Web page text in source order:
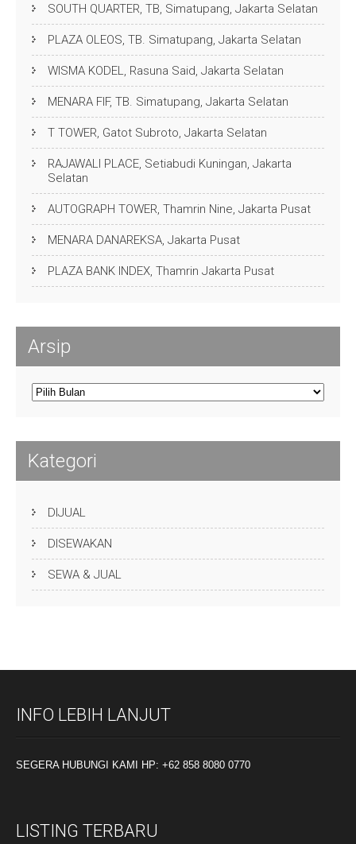
SOUTH QUARTER, TB, Simatupang, Jakarta Selatan
PLAZA OLEOS, TB. Simatupang, Jakarta Selatan
WISMA KODEL, Rasuna Said, Jakarta Selatan
MENARA FIF, TB. Simatupang, Jakarta Selatan
T TOWER, Gatot Subroto, Jakarta Selatan
RAJAWALI PLACE, Setiabudi Kuningan, Jakarta
Selatan
AUTOGRAPH TOWER, Thamrin Nine, Jakarta Pusat
MENARA DANAREKSA, Jakarta Pusat
PLAZA BANK INDEX, Thamrin Jakarta Pusat
Arsip
Arsip
Kategori
DIJUAL
DISEWAKAN
SEWA & JUAL
INFO LEBIH LANJUT
SEGERA HUBUNGI KAMI HP: +62 858 8080 0770
LISTING TERBARU